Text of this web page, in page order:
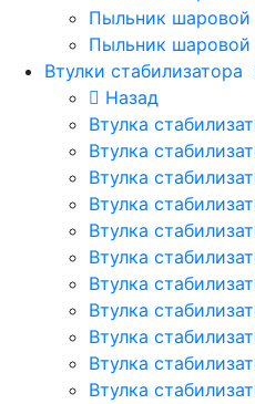
Пыльник шаровой
Пыльник
Втулки стабилизатора
Назад
Втулка
Втулка
Втулка
Втулка
Втулка
Втулка
Втулка
Втулка
Втулка
Втулка
Втулка